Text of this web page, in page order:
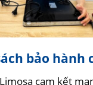
bảo hành
cam kết